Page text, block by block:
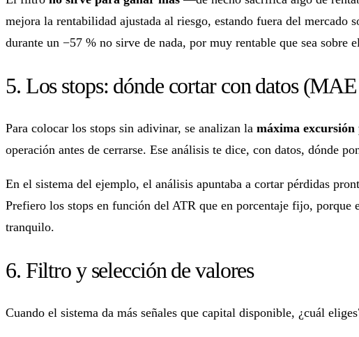
mejora la rentabilidad ajustada al riesgo, estando fuera del mercado
durante un −57 % no sirve de nada, por muy rentable que sea sobre
5. Los stops: dónde cortar con datos
Para colocar los stops sin adivinar, se analizan la máxima
operación antes de cerrarse. Ese análisis te dice, con datos, dónde
En el sistema del ejemplo, el análisis apuntaba a cortar pérdidas
Prefiero los stops en función del ATR que en porcentaje fijo,
tranquilo.
6. Filtro y selección de valores
Cuando el sistema da más señales que capital disponible, ¿cuál